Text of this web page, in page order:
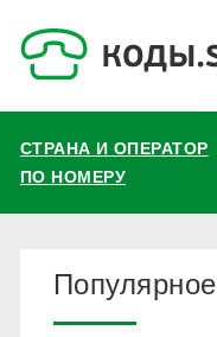
СТРАНА И ОПЕРАТОР
ПО НОМЕРУ
Популярное